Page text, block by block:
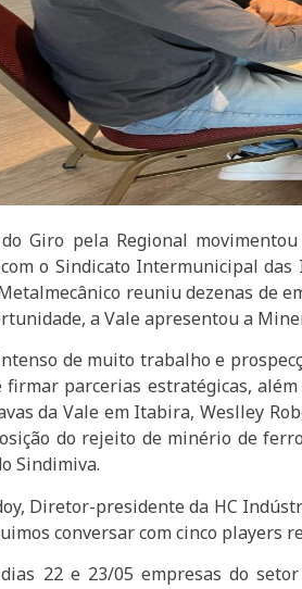
Giro pela Regional
o Sindicato Intermunicipal
reuniu dezenas de
a Vale apresentou a
de muito trabalho e
firmar parcerias estratégicas,
da Vale em Itabira, Weslley
do rejeito de minério de
Sindimiva.
Diretor-presidente da HC
conversar com cinco players
22 e 23/05 empresas do